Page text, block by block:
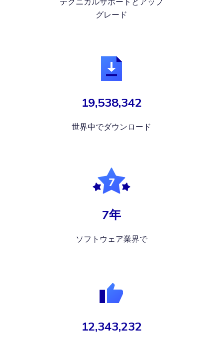
グレード
19,538,342
世界中でダウンロード
7年
ソフトウェア業界で
12,343,232